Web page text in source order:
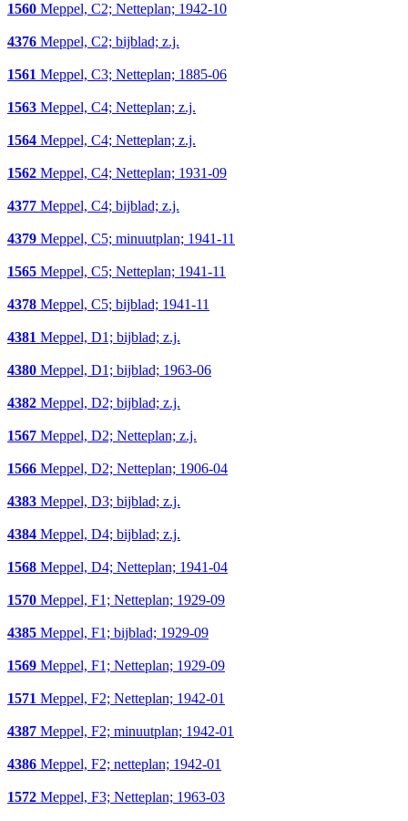
1560 Meppel, C2; Netteplan; 1942-10
4376 Meppel, C2; bijblad; z.j.
1561 Meppel, C3; Netteplan; 1885-06
1563 Meppel, C4; Netteplan; z.j.
1564 Meppel, C4; Netteplan; z.j.
1562 Meppel, C4; Netteplan; 1931-09
4377 Meppel, C4; bijblad; z.j.
4379 Meppel, C5; minuutplan; 1941-11
1565 Meppel, C5; Netteplan; 1941-11
4378 Meppel, C5; bijblad; 1941-11
4381 Meppel, D1; bijblad; z.j.
4380 Meppel, D1; bijblad; 1963-06
4382 Meppel, D2; bijblad; z.j.
1567 Meppel, D2; Netteplan; z.j.
1566 Meppel, D2; Netteplan; 1906-04
4383 Meppel, D3; bijblad; z.j.
4384 Meppel, D4; bijblad; z.j.
1568 Meppel, D4; Netteplan; 1941-04
1570 Meppel, F1; Netteplan; 1929-09
4385 Meppel, F1; bijblad; 1929-09
1569 Meppel, F1; Netteplan; 1929-09
1571 Meppel, F2; Netteplan; 1942-01
4387 Meppel, F2; minuutplan; 1942-01
4386 Meppel, F2; netteplan; 1942-01
1572 Meppel, F3; Netteplan; 1963-03